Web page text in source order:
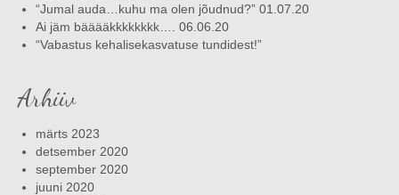
“Jumal auda…kuhu ma olen jõudnud?” 01.07.20
Ai jäm bääääkkkkkkkk…. 06.06.20
“Vabastus kehalisekasvatuse tundidest!”
Arhiiv
märts 2023
detsember 2020
september 2020
juuni 2020